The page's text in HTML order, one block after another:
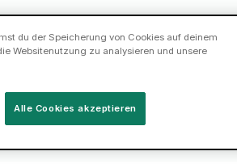
Tasker, potenziell
3
du der Speicherung von Cookies auf deinem
Websitenutzung zu analysieren und unsere
Alle Cookies akzeptieren